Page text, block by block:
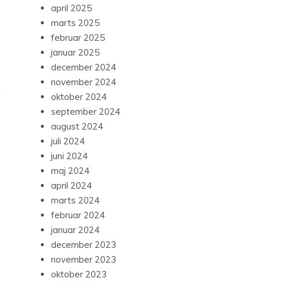
april 2025
marts 2025
februar 2025
januar 2025
december 2024
november 2024
oktober 2024
september 2024
august 2024
juli 2024
juni 2024
maj 2024
april 2024
marts 2024
februar 2024
januar 2024
december 2023
november 2023
oktober 2023